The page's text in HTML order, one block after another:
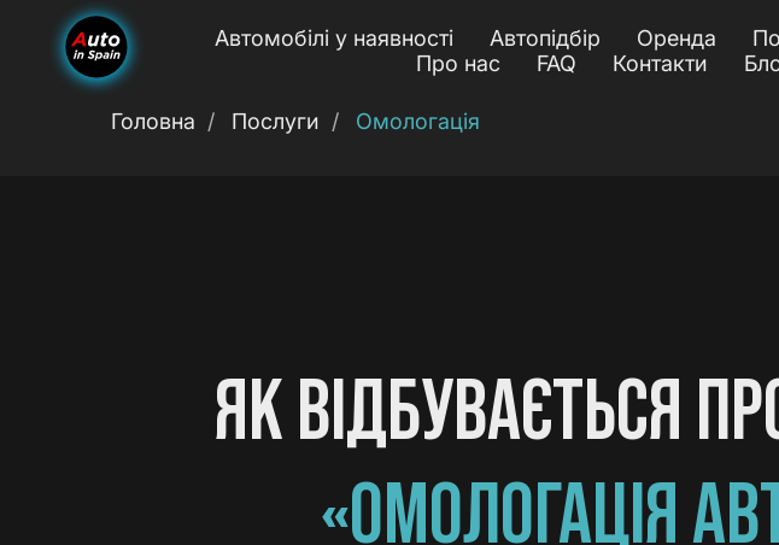
Автомобілі у наявності Автопідбір Оренда
Про нас
FAQ Контакти
Головна / Послуги / Омологація
ЯК ВІДБУВАЄТЬСЯ
«ОМОЛОГАЦІЯ